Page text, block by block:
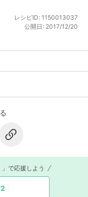
レシピID: 1150013037
公開日: 2017/12/20
で応援しよう